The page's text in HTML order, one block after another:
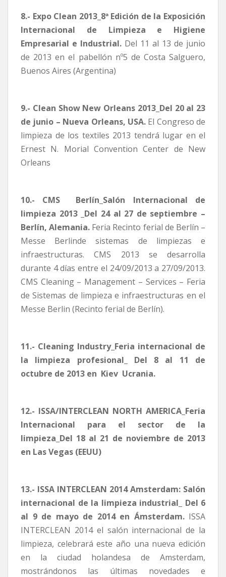
8.- Expo Clean 2013_8ª Edición de la Exposición
Internacional de Limpieza e Higiene
Empresarial e Industrial. Del 11 al 13 de junio
de 2013 en el pabellón nº5 de Costa Salguero,
Buenos Aires (Argentina)
9.- Clean Show New Orleans 2013_Del 20 al 23
de junio – Nueva Orleans, USA. El Congreso de
limpieza de los textiles 2013 tendrá lugar en el
Ernest N. Morial Convention Center de New
Orleans
10.- CMS  Berlín_Salón Internacional de
limpieza 2013 _Del 24 al 27 de septiembre –
Berlín, Alemania. Feria Recinto ferial de Berlín –
Messe Berlinde sistemas de limpiezas e
infraestructuras. CMS 2013 se desarrolla
durante 4 días entre el 24/09/2013 a 27/09/2013.
CMS Cleaning – Management – Services – Feria
de Sistemas de limpieza e infraestructuras en el
Messe Berlin (Recinto ferial de Berlín).
11.- Cleaning Industry_Feria internacional de
la limpieza profesional_ Del 8 al 11 de
octubre de 2013 en Kiev  Ucrania.
12.- ISSA/INTERCLEAN NORTH AMERICA_Feria
Internacional para el sector de la
limpieza_Del 18 al 21 de noviembre de 2013
en Las Vegas (EEUU)
13.- ISSA INTERCLEAN 2014 Amsterdam: Salón
internacional de la limpieza industrial_ Del 6
al 9 de mayo de 2014 en Ámsterdam. ISSA
INTERCLEAN 2014 el salón internacional de la
limpieza, celebrará este año una nueva edición
en la ciudad holandesa de Amsterdam,
mostrándonos las últimas novedades e